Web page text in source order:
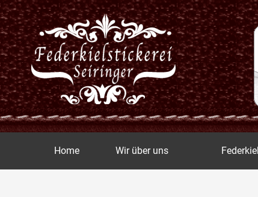
Zum
Inhalt
springen
Home Wir über uns